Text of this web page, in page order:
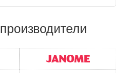
производители